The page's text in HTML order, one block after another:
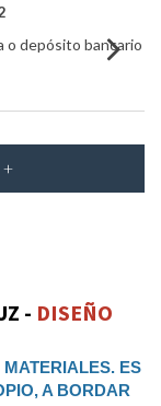
o depósito bancario
- DISEÑO
ES
A BORDAR